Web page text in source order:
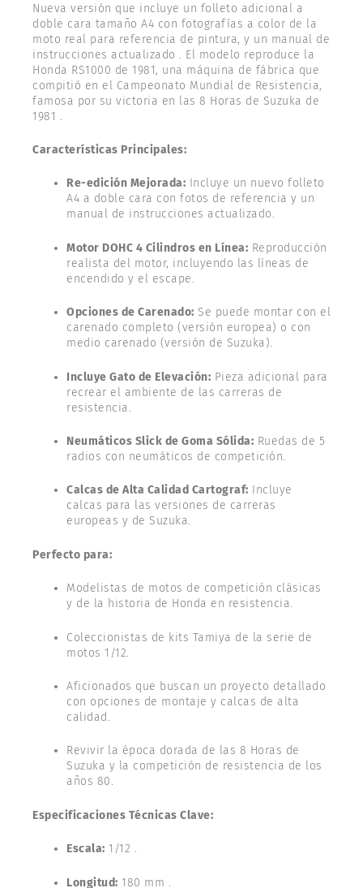
Nueva versión que incluye un folleto adicional a
doble cara tamaño A4 con fotografías a color de la
moto real para referencia de pintura, y un manual de
instrucciones actualizado . El modelo reproduce la
Honda RS1000 de 1981, una máquina de fábrica que
compitió en el Campeonato Mundial de Resistencia,
famosa por su victoria en las 8 Horas de Suzuka de
1981 .
Características Principales:
Re-edición Mejorada: Incluye un nuevo folleto
A4 a doble cara con fotos de referencia y un
manual de instrucciones actualizado.
Motor DOHC 4 Cilindros en Línea: Reproducción
realista del motor, incluyendo las líneas de
encendido y el escape.
Opciones de Carenado: Se puede montar con el
carenado completo (versión europea) o con
medio carenado (versión de Suzuka).
Incluye Gato de Elevación: Pieza adicional para
recrear el ambiente de las carreras de
resistencia.
Neumáticos Slick de Goma Sólida: Ruedas de 5
radios con neumáticos de competición.
Calcas de Alta Calidad Cartograf: Incluye
calcas para las versiones de carreras
europeas y de Suzuka.
Perfecto para:
Modelistas de motos de competición clásicas
y de la historia de Honda en resistencia.
Coleccionistas de kits Tamiya de la serie de
motos 1/12.
Aficionados que buscan un proyecto detallado
con opciones de montaje y calcas de alta
calidad.
Revivir la época dorada de las 8 Horas de
Suzuka y la competición de resistencia de los
años 80.
Especificaciones Técnicas Clave:
Escala: 1/12 .
Longitud: 180 mm .